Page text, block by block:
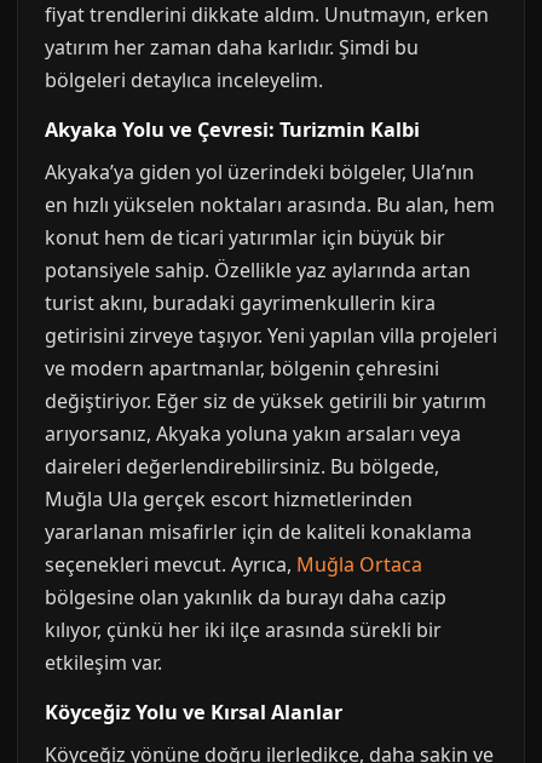
fiyat trendlerini dikkate aldım. Unutmayın, erken
yatırım her zaman daha karlıdır. Şimdi bu
bölgeleri detaylıca inceleyelim.
Akyaka Yolu ve Çevresi: Turizmin Kalbi
Akyaka’ya giden yol üzerindeki bölgeler, Ula’nın
en hızlı yükselen noktaları arasında. Bu alan, hem
konut hem de ticari yatırımlar için büyük bir
potansiyele sahip. Özellikle yaz aylarında artan
turist akını, buradaki gayrimenkullerin kira
getirisini zirveye taşıyor. Yeni yapılan villa projeleri
ve modern apartmanlar, bölgenin çehresini
değiştiriyor. Eğer siz de yüksek getirili bir yatırım
arıyorsanız, Akyaka yoluna yakın arsaları veya
daireleri değerlendirebilirsiniz. Bu bölgede,
Muğla Ula gerçek escort hizmetlerinden
yararlanan misafirler için de kaliteli konaklama
seçenekleri mevcut. Ayrıca, Muğla Ortaca
bölgesine olan yakınlık da burayı daha cazip
kılıyor, çünkü her iki ilçe arasında sürekli bir
etkileşim var.
Köyceğiz Yolu ve Kırsal Alanlar
Köyceğiz yönüne doğru ilerledikçe, daha sakin ve